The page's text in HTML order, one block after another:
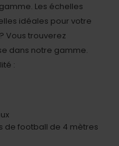
Les échelles
idéales pour votre
Vous trouverez
dans notre gamme.
:
de football de 4 mètres